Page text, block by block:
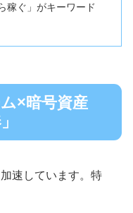
稼ぐ」がキーワード
×暗号資産
速しています。特